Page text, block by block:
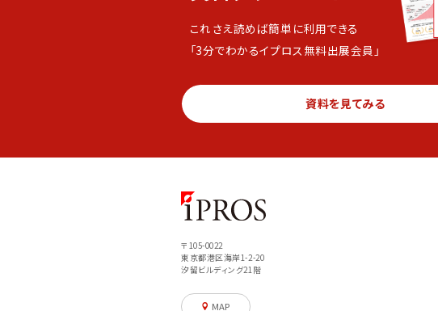
これさえ読めば簡単に利用できる
「3分でわかるイプロス無料出展会員」
資料を見てみる
〒105-0022
東京都港区海岸1-2-20
汐留ビルディング21階
MAP